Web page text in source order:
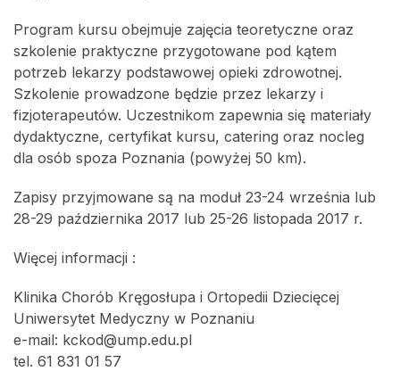
Program kursu obejmuje zajęcia teoretyczne oraz
szkolenie praktyczne przygotowane pod kątem
potrzeb lekarzy podstawowej opieki zdrowotnej.
Szkolenie prowadzone będzie przez lekarzy i
fizjoterapeutów. Uczestnikom zapewnia się materiały
dydaktyczne, certyfikat kursu, catering oraz nocleg
dla osób spoza Poznania (powyżej 50 km).
Zapisy przyjmowane są na moduł 23-24 września lub
28-29 października 2017 lub 25-26 listopada 2017 r.
Więcej informacji :
Klinika Chorób Kręgosłupa i Ortopedii Dziecięcej
Uniwersytet Medyczny w Poznaniu
e-mail: kckod@ump.edu.pl
tel. 61 831 01 57